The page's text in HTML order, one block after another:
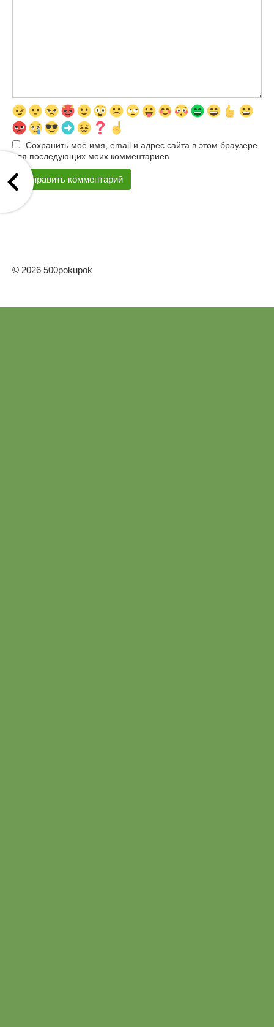
Сохранить моё имя, email и адрес сайта в этом браузере
для последующих моих комментариев.
© 2026 500pokupok